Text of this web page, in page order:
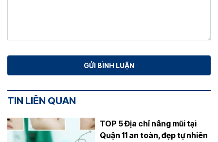
TIN LIÊN QUAN
TOP 5 Địa chỉ nâng mũi tại
Quận 11 an toàn, đẹp tự nhiên